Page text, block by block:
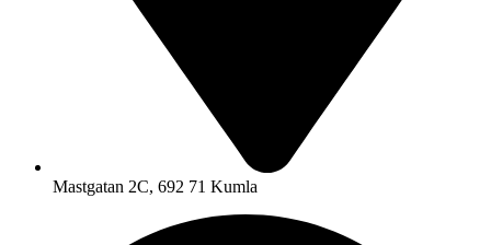
Mastgatan 2C, 692 71 Kumla